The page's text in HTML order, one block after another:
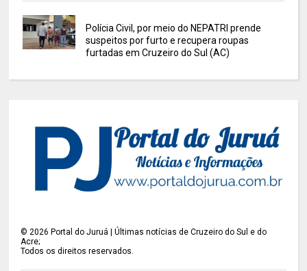
Polícia Civil, por meio do NEPATRI prende
suspeitos por furto e recupera roupas
furtadas em Cruzeiro do Sul (AC)
©2026 Portal do Juruá | Últimas notícias de Cruzeiro do Sul e do
Acre;
Todos os direitos reservados.